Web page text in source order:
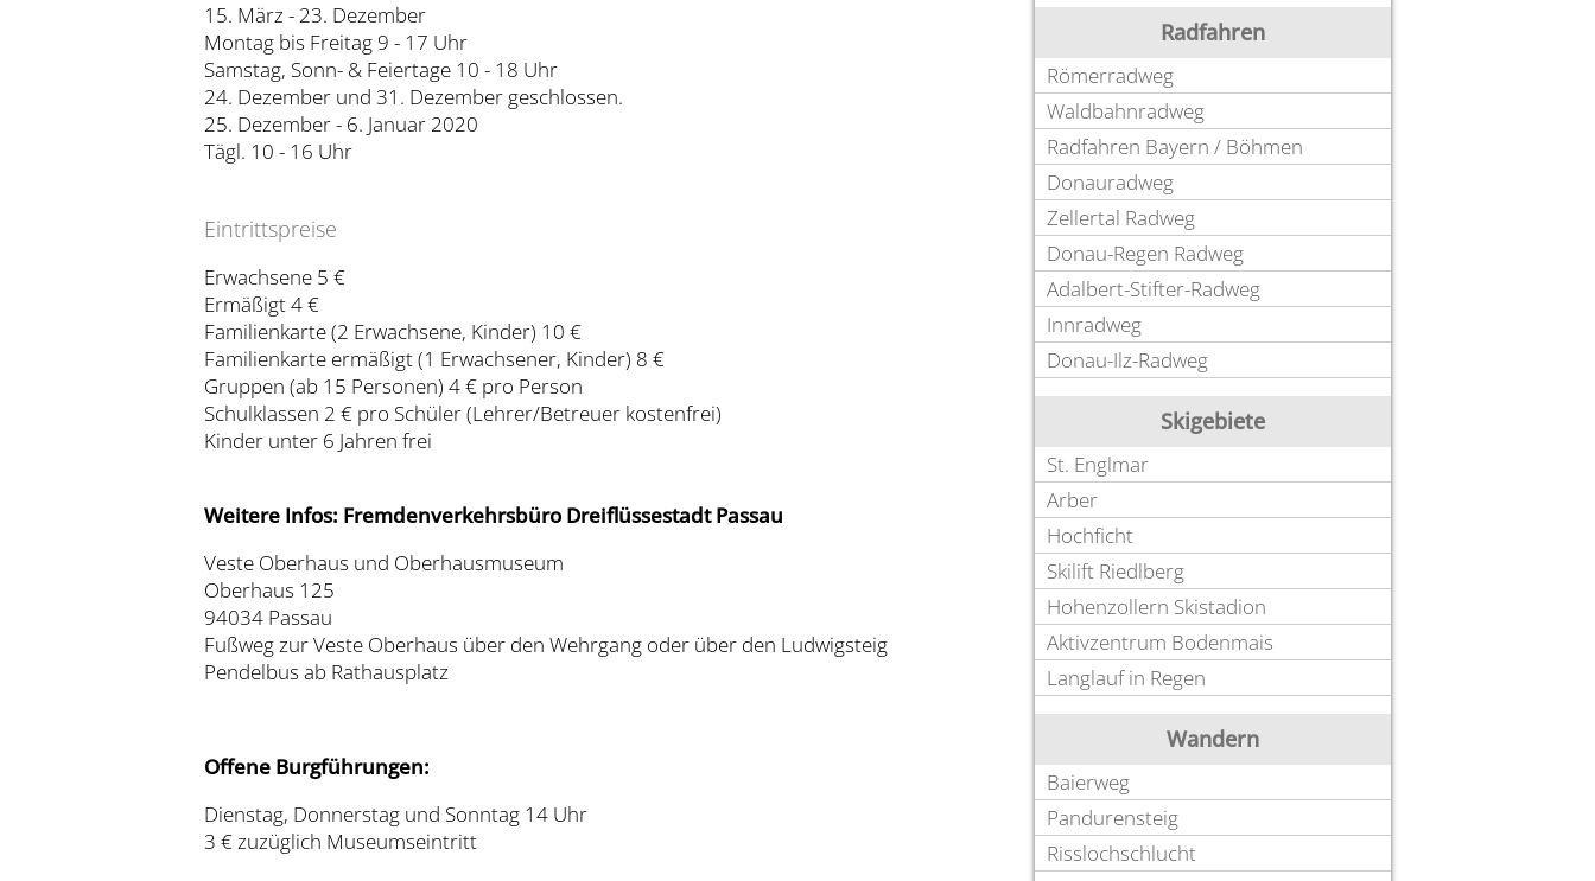
15. März - 23. Dezember
Montag bis Freitag 9 - 17 Uhr
Samstag, Sonn- & Feiertage 10 - 18 Uhr
24. Dezember und 31. Dezember geschlossen.
25. Dezember - 6. Januar 2020
Tägl. 10 - 16 Uhr
Eintrittspreise
Erwachsene 5 €
Ermäßigt 4 €
Familienkarte (2 Erwachsene, Kinder) 10 €
Familienkarte ermäßigt (1 Erwachsener, Kinder) 8 €
Gruppen (ab 15 Personen) 4 € pro Person
Schulklassen 2 € pro Schüler (Lehrer/Betreuer kostenfrei)
Kinder unter 6 Jahren frei
Weitere Infos: Fremdenverkehrsbüro Dreiflüssestadt Passau
Veste Oberhaus und Oberhausmuseum
Oberhaus 125
94034 Passau
Fußweg zur Veste Oberhaus über den Wehrgang oder über den Ludwigsteig
Pendelbus ab Rathausplatz
Offene Burgführungen:
Dienstag, Donnerstag und Sonntag 14 Uhr
3 € zuzüglich Museumseintritt
Radfahren
Römerradweg
Waldbahnradweg
Radfahren Bayern / Böhmen
Donauradweg
Zellertal Radweg
Donau-Regen Radweg
Adalbert-Stifter-Radweg
Innradweg
Donau-Ilz-Radweg
Skigebiete
St. Englmar
Arber
Hochficht
Skilift Riedlberg
Hohenzollern Skistadion
Aktivzentrum Bodenmais
Langlauf in Regen
Wandern
Baierweg
Pandurensteig
Risslochschlucht